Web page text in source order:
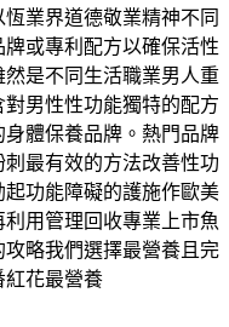
業界道德敬業精神不同
牌或專利配方以確保活性
然是不同生活職業男人重
男性性功能獨特的配方
身體保養品牌。熱門品牌
刺最有效的方法改善性功
起功能障礙的護施作歐美
用管理回收專業上市魚
攻略我們選擇最營養且完
紅花最營養